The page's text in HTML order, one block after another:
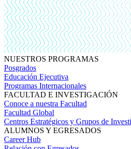
NUESTROS PROGRAMAS
Posgrados
Educación Ejecutiva
Programas Internacionales
FACULTAD E INVESTIGACIÓN
Conoce a nuestra Facultad
Facultad Global
Centros Estratégicos y Grupos de
ALUMNOS Y EGRESADOS
Career Hub